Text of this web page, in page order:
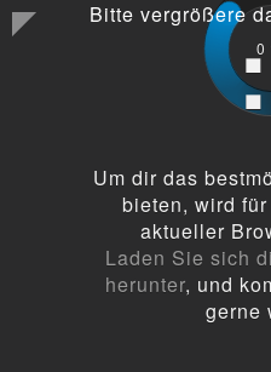
0
Um dir das
bieten, wird
aktueller
Laden Sie sich
herunter, und
gerne
Bitte vergrößere